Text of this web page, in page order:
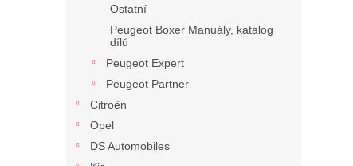
Ostatní
Peugeot Boxer Manuály, katalog
dílů
Peugeot Expert
Peugeot Partner
Citroën
Opel
DS Automobiles